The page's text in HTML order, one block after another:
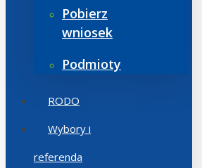
Pobierz
wniosek
Podmioty
RODO
Wybory i
referenda